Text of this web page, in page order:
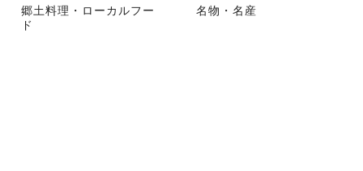
郷土料理・ローカルフー
ド
名物・名産